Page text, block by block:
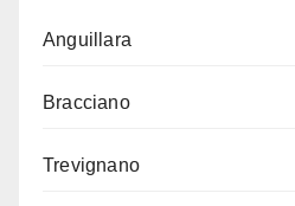
Anguillara
Bracciano
Trevignano